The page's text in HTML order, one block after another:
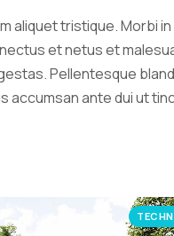
aliquet tristique. Morbi
et netus et
Pellentesque
accumsan ante dui ut